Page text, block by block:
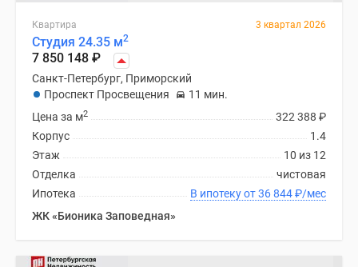
Квартира 3 квартал 2026
Студия 24.35 м2
7 850 148 ₽
Санкт-Петербург, Приморский
Проспект Просвещения
11 мин.
322 388 ₽
Цена за м2
1.4
Корпус
10 из 12
Этаж
чистовая
Отделка
В ипотеку от 36 844₽/мес
Ипотека
ЖК «Бионика Заповедная»